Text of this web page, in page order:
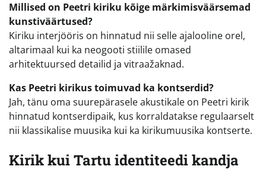
Millised on Peetri kiriku kõige märkimisväärsemad
kunstiväärtused?
Kiriku interjööris on hinnatud nii selle ajalooline orel,
altarimaal kui ka neogooti stiilile omased
arhitektuursed detailid ja vitraažaknad.
Kas Peetri kirikus toimuvad ka kontserdid?
Jah, tänu oma suurepärasele akustikale on Peetri kirik
hinnatud kontserdipaik, kus korraldatakse regulaarselt
nii klassikalise muusika kui ka kirikumuusika kontserte.
Kirik kui Tartu identiteedi kandja